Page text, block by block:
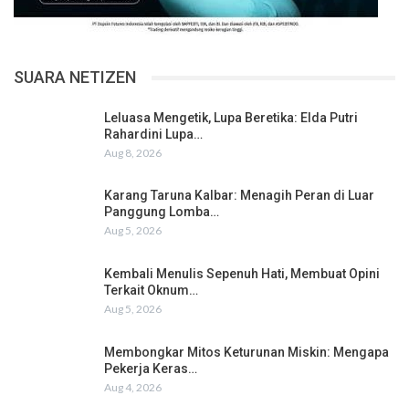
SUARA NETIZEN
Leluasa Mengetik, Lupa Beretika: Elda Putri
Rahardini Lupa…
Aug 8, 2026
Karang Taruna Kalbar: Menagih Peran di Luar
Panggung Lomba…
Aug 5, 2026
Kembali Menulis Sepenuh Hati, Membuat Opini
Terkait Oknum…
Aug 5, 2026
Membongkar Mitos Keturunan Miskin: Mengapa
Pekerja Keras…
Aug 4, 2026